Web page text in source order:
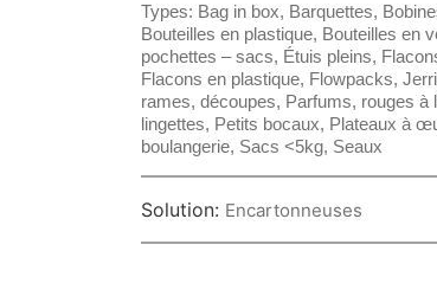
Types: Bag in box, Barquettes,
Bouteilles en plastique, Bouteilles en
pochettes – sacs, Étuis pleins,
Flacons en plastique, Flowpacks,
rames, découpes, Parfums, rouges à
lingettes, Petits bocaux, Plateaux à
boulangerie, Sacs <5kg, Seaux
Solution: Encartonneuses